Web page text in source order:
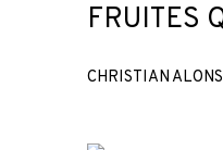
FRUITES
CHRISTIAN